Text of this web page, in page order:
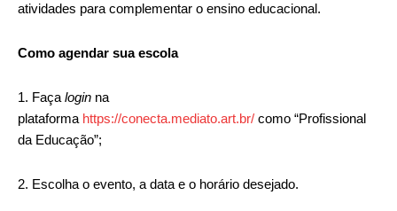
atividades para complementar o ensino educacional.
Como agendar sua escola
1. Faça login na
plataforma https://conecta.mediato.art.br/ como “Profissional
da Educação”;
2. Escolha o evento, a data e o horário desejado.